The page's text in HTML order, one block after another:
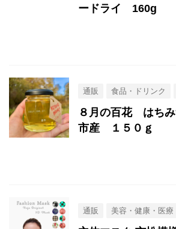
ードライ 160g
通販 食品・ドリンク
８月の百花 はち
市産 １５０ｇ
通販 美容・健康・医療